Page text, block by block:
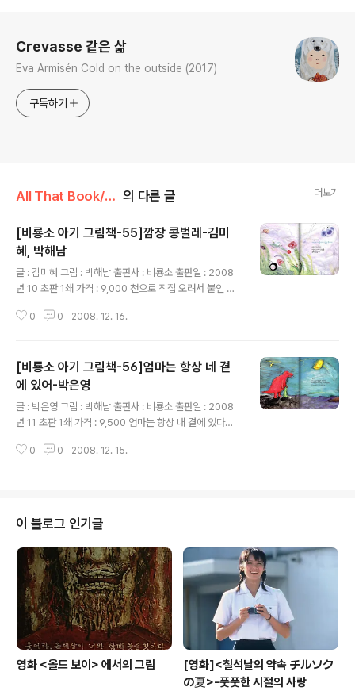
Crevasse 같은 삶
Eva Armisén Cold on the outside (2017)
구독하기
All That Book/동화책 의 다른 글 더보기
[비룡소 아기 그림책-55]깜장 콩벌레-김미
혜, 박해남
글 : 김미혜 그림 : 박해남 출판사 : 비룡소 출판일 : 2008
년 10 초판 1쇄 가격 : 9,000 천으로 직접 오려서 붙인 흔
이 절로 드는 동화책. 딸아이는 콩벌레가 뭔지는 몰라도 몸
구부리는 콩벌레..언뜻 어릴때 본 기억이 엄마는 나는데 아
이는 본 적이 없으니 마냥 그림책 속의 귀여운 인형 같은 콩
벌레인 셈이다. 처음엔 까만 벌레라고 싫다더니 책장을 넘
기면서 집중을 하는 모습을 보인다. 책값이 좀 비싼 값이 없
지 않아 있는데 공들인 흔적이 너무 또렷해 머라 할 수 없을
정도다. 국내 창작 동화의 현재를 알 수 있는 꽤 잘 만들어
0 0 2008. 12. 16.
[비룡소 아기 그림책-56]엄마는 항상 네 곁
에 있어-박은영
글 : 박은영 그림 : 박해남 출판사 : 비룡소 출판일 : 2008
년 11 초판 1쇄 가격 : 9,500 엄마는 항상 내 곁에 있다고
엄마는 어디 갔어라고 물어도..딱히 대답할 방편이 모호하
화책의 대사를 인용한다. "엄마는 항상 네 곁에 있어. 치노
엄마처럼...." 엄마를 잃어버린 아기 공룡 치노는 엄마를 찾
아 헤매다가 엄마 품에서 잠들듯이 잠에 빠져들면서 안정
을 찾는다. 창작동화로 엄마 품을 원하는 아기 공룡의 마음
을 그렸는데, 조금 짠하게 읽었다. 아이에게 있어 엄마 품..
0 0 2008. 12. 15.
이 블로그 인기글
영화 <올드 보이> 에서의 그림
[영화]<칠석날의 약속 チルソク
の夏>-풋풋한 시절의 사랑